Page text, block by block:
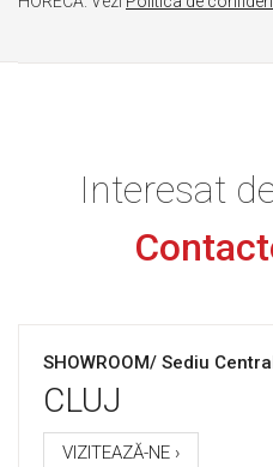
Interesat
SHOWROOM/ Sediu
CLUJ
VIZITEAZĂ-NE ›